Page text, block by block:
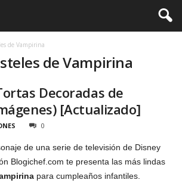
de Vampirina
de Vampirina
Decoradas de
[Actualizado]
0
de una serie de televisión de Disney
Blogichef.com te presenta las más lindas
para cumpleaños infantiles.